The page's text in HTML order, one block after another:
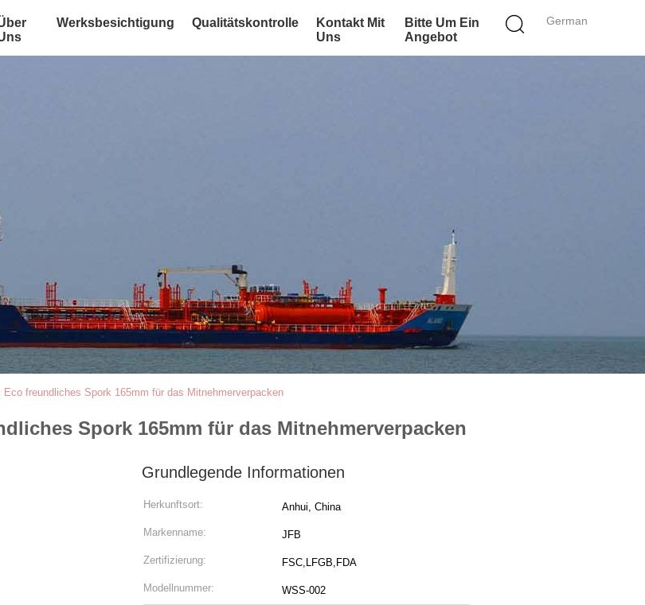
German
Werksbesichtigung Qualitätskontrolle
Kontakt Mit
Uns
Bitte Um Ein
Angebot
Eco freundliches Spork 165mm für das Mitnehmerverpacken
Spork 165mm für das Mitnehmerverpacken
Grundlegende Informationen
Herkunftsort: Anhui, China
Markenname: JFB
Zertifizierung: FSC,LFGB,FDA
Modellnummer: WSS-002